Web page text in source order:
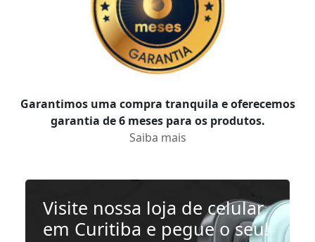
Garantimos uma compra tranquila e oferecemos
garantia de 6 meses para os produtos.
Saiba mais
Visite nossa loja de celular
em Curitiba e pegue o seu!